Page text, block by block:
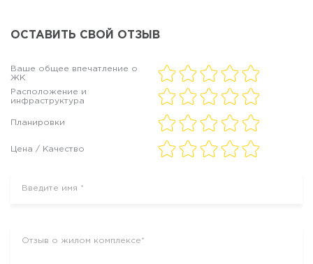
ОСТАВИТЬ СВОЙ ОТЗЫВ
Ваше общее впечатление о
ЖК
Расположение и
инфраструктура
Планировки
Цена / Качество